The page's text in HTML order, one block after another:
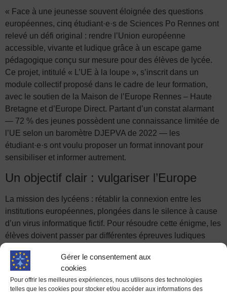
Gérer le consentement aux
cookies
Pour offrir les meilleures expériences, nous utilisons des technologies
telles que les cookies pour stocker et/ou accéder aux informations des
« Face à une jeunesse souvent éloignée des questions
européennes, cinq étudiant·e·s de Sciences Po Rennes ont
relevé un défi original : rendre l’Union européenne
accessible, vivante et ludique grâce à un escape game
pédagogique conçu sur mesure pour des élèves de lycée.
Ce projet, intitulé « L’UE à la loupe », s’inscrit dans un
module collectif proposé dans le cadre de leur formation,
avec le soutien de la Maison de l’Europe Rennes – Haute
Bretagne et d’Europe Direct. Partant d’un constat alarmant
— 72 % des jeunes possèdent une connaissance limitée de
l’UE selon un baromètre DJEPVA de 2022 — les
étudiant·e·s ont voulu proposer un format innovant pour
sensibiliser et informer autrement.
Un objectif clair : vulgariser l’Europe
La mission des lycéens : rétablir la connexion entre les
institutions européennes, plongées dans le silence à cause
d’un virus informatique fictif. Pour résoudre cette énigme, les
élèves doivent passer par différentes épreuves ludiques
institutions de l’Union : Commission européenne, Conseil
de l’UE, Parlement européen, sans oublier une dimension
culturelle et des clins d’œil à des programmes européens